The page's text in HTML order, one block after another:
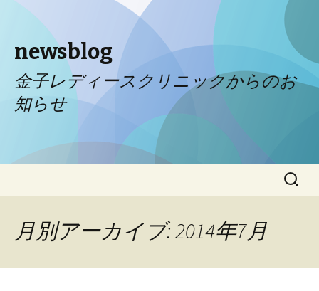
newsblog
金子レディースクリニックからのお
知らせ
検
月別アーカイブ: 2014年7月